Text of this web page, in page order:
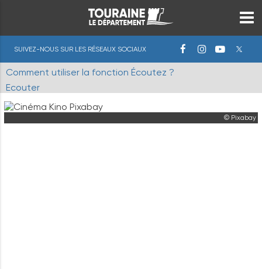
SUIVEZ-NOUS SUR LES RÉSEAUX SOCIAUX
Comment utiliser la fonction Écoutez ?
Ecouter
© Pixabay